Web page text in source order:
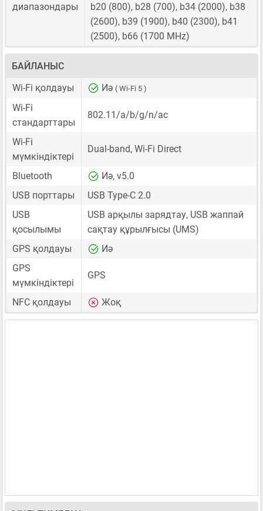
диапазондары
b20 (800), b28 (700), b34 (2000), b38
(2600), b39 (1900), b40 (2300), b41
(2500), b66 (1700 MHz)
БАЙЛАНЫС
Wi-Fi қолдауы
Иә ( Wi-Fi 5 )
Wi-Fi
стандарттары
802.11/a/b/g/n/ac
Wi-Fi
мүмкіндіктері
Dual-band, Wi-Fi Direct
Bluetooth
Иә, v5.0
USB порттары
USB Type-C 2.0
USB
қосылымы
USB арқылы зарядтау, USB жаппай
сақтау құрылғысы (UMS)
GPS қолдауы
Иә
GPS
мүмкіндіктері
GPS
NFC қолдауы Жоқ